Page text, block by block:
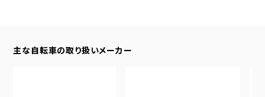
主な自転車の取り扱いメーカー